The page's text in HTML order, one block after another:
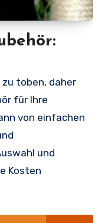
zu toben, daher
für Ihre
von einfachen
und
Kosten